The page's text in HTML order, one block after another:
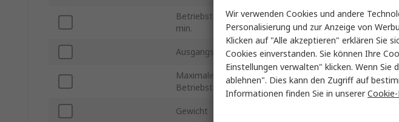
Betriebstemperatur
min.
Ausgangsstrom 125A
Maximale
Betriebstemperatur
70°C
Gewicht
Wir verwenden Cookies und andere
Personalisierung und zur Anzeige von
Klicken auf "Alle akzeptieren" erklären Sie
Cookies einverstanden. Sie können Ihre
Einstellungen verwalten" klicken. Wenn Sie
ablehnen". Dies kann den Zugriff auf
Informationen finden Sie in unserer